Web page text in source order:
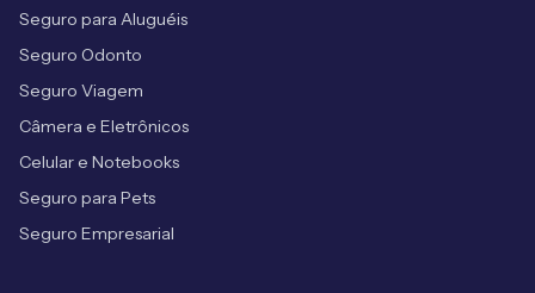
Seguro para Aluguéis
Seguro Odonto
Seguro Viagem
Câmera e Eletrônicos
Celular e Notebooks
Seguro para Pets
Seguro Empresarial